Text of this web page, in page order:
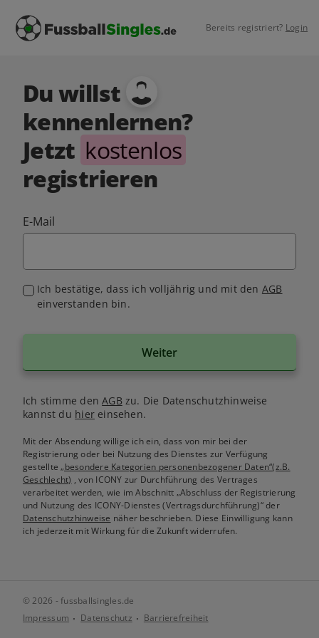
Bereits registriert? Login
Du willst
kennenlernen?
Jetzt kostenlos
registrieren
E-Mail
Ich bestätige, dass ich volljährig und mit den AGB
einverstanden bin.
Weiter
Ich stimme denAGB zu. Die Datenschutzhinweise
kannst du hiereinsehen.
Mit der Absendung willige ich ein, dass von mir bei der
Registrierung oder bei Nutzung des Dienstes zur Verfügung
gestellte„besondere Kategorien personenbezogener Daten“(z.B.
Geschlecht) , von ICONY zur Durchführung des Vertrages
verarbeitet werden, wie im Abschnitt „Abschluss der Registrierung
und Nutzung des ICONY-Dienstes (Vertragsdurchführung)“ der
Datenschutzhinweise näher beschrieben. Diese Einwilligung kann
ich jederzeit mit Wirkung für die Zukunft widerrufen.
© 2026 - fussballsingles.de
Impressum
Datenschutz Barrierefreiheit